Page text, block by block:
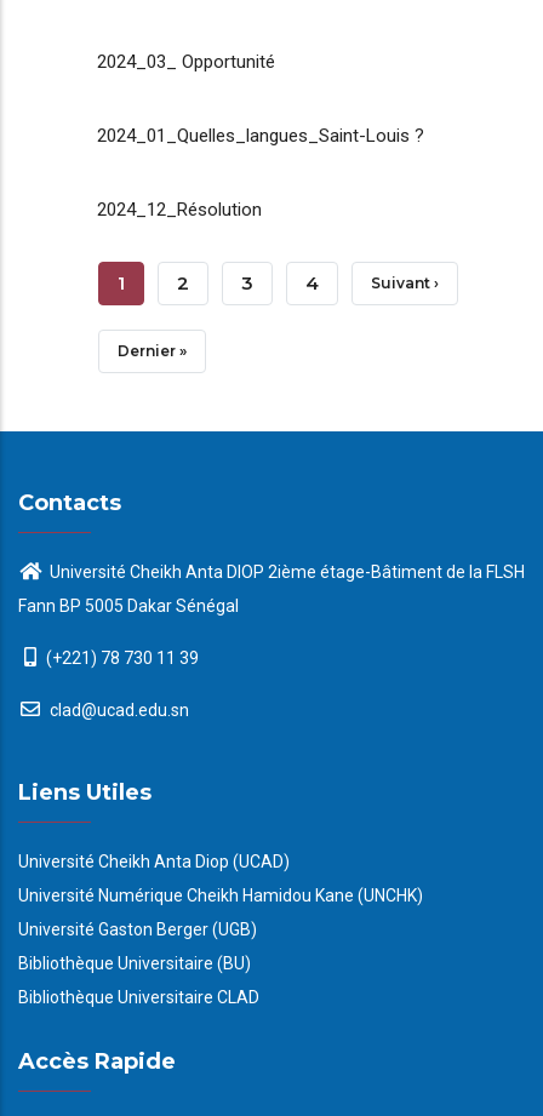
2024_03_ Opportunité
2024_01_Quelles_langues_Saint-Louis ?
2024_12_Résolution
Pagination
Page
Courante
1 Page
2 Page
3 Page
4 Page
Suivant ›
Dernière
Dernier »
Contacts
Université Cheikh Anta DIOP 2ième étage-Bâtiment de la FLSH
Fann BP 5005 Dakar Sénégal
(+221) 78 730 11 39
clad@ucad.edu.sn
Liens Utiles
Université Cheikh Anta Diop (UCAD)
Université Numérique Cheikh Hamidou Kane (UNCHK)
Université Gaston Berger (UGB)
Bibliothèque Universitaire (BU)
Bibliothèque Universitaire CLAD
Accès Rapide